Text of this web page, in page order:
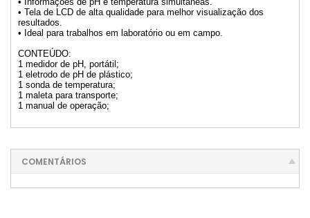
• Tela de LCD de alta qualidade para melhor visualização dos
resultados.
• Ideal para trabalhos em laboratório ou em campo.
CONTEÚDO:
1 medidor de pH, portátil;
1 eletrodo de pH de plástico;
1 sonda de temperatura;
1 maleta para transporte;
1 manual de operação;
COMENTÁRIOS